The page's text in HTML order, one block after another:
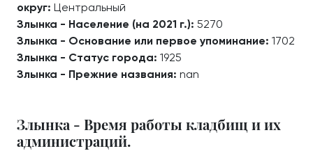
округ: Центральный
Злынка - Население (на 2021 г.): 5270
Злынка - Основание или первое упоминание: 1702
Злынка - Статус города: 1925
Злынка - Прежние названия: nan
Злынка - Время работы кладбищ и их
администраций.